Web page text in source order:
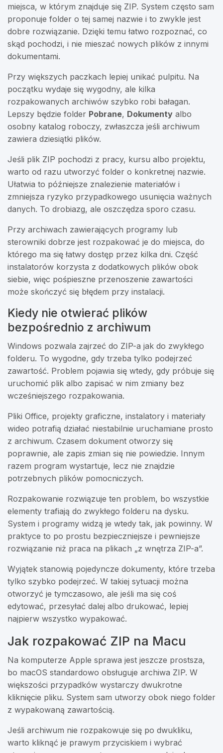
miejsca, w którym znajduje się ZIP. System często sam
proponuje folder o tej samej nazwie i to zwykle jest
dobre rozwiązanie. Dzięki temu łatwo rozpoznać, co
skąd pochodzi, i nie mieszać nowych plików z innymi
dokumentami.
Przy większych paczkach lepiej unikać pulpitu. Na
początku wydaje się wygodny, ale kilka
rozpakowanych archiwów szybko robi bałagan.
Lepszy będzie folder Pobrane, Dokumenty albo
osobny katalog roboczy, zwłaszcza jeśli archiwum
zawiera dziesiątki plików.
Jeśli plik ZIP pochodzi z pracy, kursu albo projektu,
warto od razu utworzyć folder o konkretnej nazwie.
Ułatwia to późniejsze znalezienie materiałów i
zmniejsza ryzyko przypadkowego usunięcia ważnych
danych. To drobiazg, ale oszczędza sporo czasu.
Przy archiwach zawierających programy lub
sterowniki dobrze jest rozpakować je do miejsca, do
którego ma się łatwy dostęp przez kilka dni. Część
instalatorów korzysta z dodatkowych plików obok
siebie, więc pośpieszne przenoszenie zawartości
może skończyć się błędem przy instalacji.
Kiedy nie otwierać plików
bezpośrednio z archiwum
Windows pozwala zajrzeć do ZIP-a jak do zwykłego
folderu. To wygodne, gdy trzeba tylko podejrzeć
zawartość. Problem pojawia się wtedy, gdy próbuje się
uruchomić plik albo zapisać w nim zmiany bez
wcześniejszego rozpakowania.
Pliki Office, projekty graficzne, instalatory i materiały
wideo potrafią działać niestabilnie uruchamiane prosto
z archiwum. Czasem dokument otworzy się
poprawnie, ale zapis zmian się nie powiedzie. Innym
razem program wystartuje, lecz nie znajdzie
potrzebnych plików pomocniczych.
Rozpakowanie rozwiązuje ten problem, bo wszystkie
elementy trafiają do zwykłego folderu na dysku.
System i programy widzą je wtedy tak, jak powinny. W
praktyce to po prostu bezpieczniejsze i pewniejsze
rozwiązanie niż praca na plikach „z wnętrza ZIP-a”.
Wyjątek stanowią pojedyncze dokumenty, które trzeba
tylko szybko podejrzeć. W takiej sytuacji można
otworzyć je tymczasowo, ale jeśli ma się coś
edytować, przesyłać dalej albo drukować, lepiej
najpierw wszystko wypakować.
Jak rozpakować ZIP na Macu
Na komputerze Apple sprawa jest jeszcze prostsza,
bo macOS standardowo obsługuje archiwa ZIP. W
większości przypadków wystarczy dwukrotne
kliknięcie pliku. System sam utworzy obok niego folder
z wypakowaną zawartością.
Jeśli archiwum nie rozpakowuje się po dwukliku,
warto kliknąć je prawym przyciskiem i wybrać